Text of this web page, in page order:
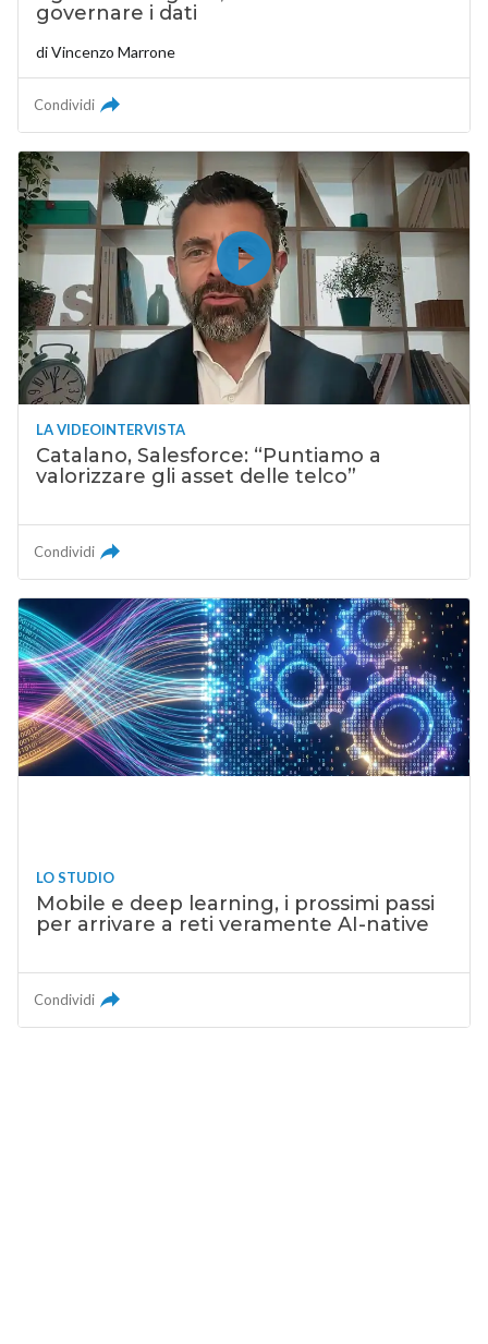
governare i dati
diVincenzo Marrone
Condividi
LA VIDEOINTERVISTA
Catalano, Salesforce: “Puntiamo a
valorizzare gli asset delle telco”
Condividi
LO STUDIO
Mobile e deep learning, i prossimi passi
per arrivare a reti veramente AI-native
Condividi